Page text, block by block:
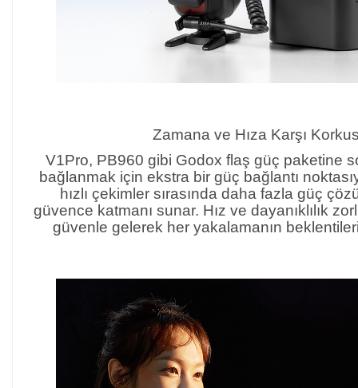
Zamana ve Hıza Karşı
V1Pro, PB960 gibi Godox flaş güç paketine
bağlanmak için ekstra bir güç bağlantı
hızlı çekimler sırasında daha fazla güç
güvence katmanı sunar. Hız ve dayanıklılık
güvenle gelerek her yakalamanın